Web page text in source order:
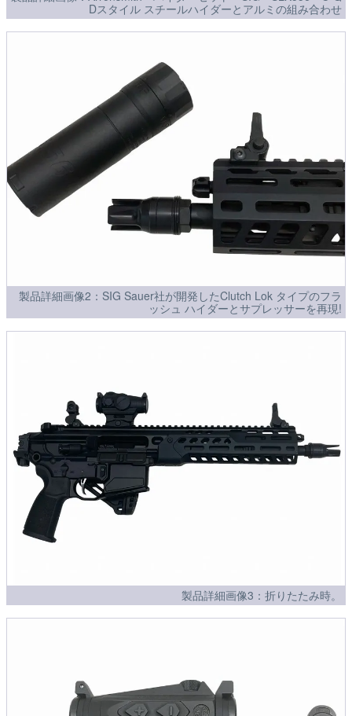
Dスタイル スチールハイダーとアルミの組み合わせ
製品詳細画像2：SIG Sauer社が開発したClutch Lok タイプのフラ
ッシュ ハイダーとサプレッサーを再現!
製品詳細画像3：折りたたみ時。